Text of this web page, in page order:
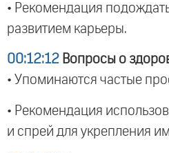
• Рекомендация
развитием карьеры.
00:12:12 Вопросы о
• Упоминаются частые
• Рекомендация
и спрей для укрепления